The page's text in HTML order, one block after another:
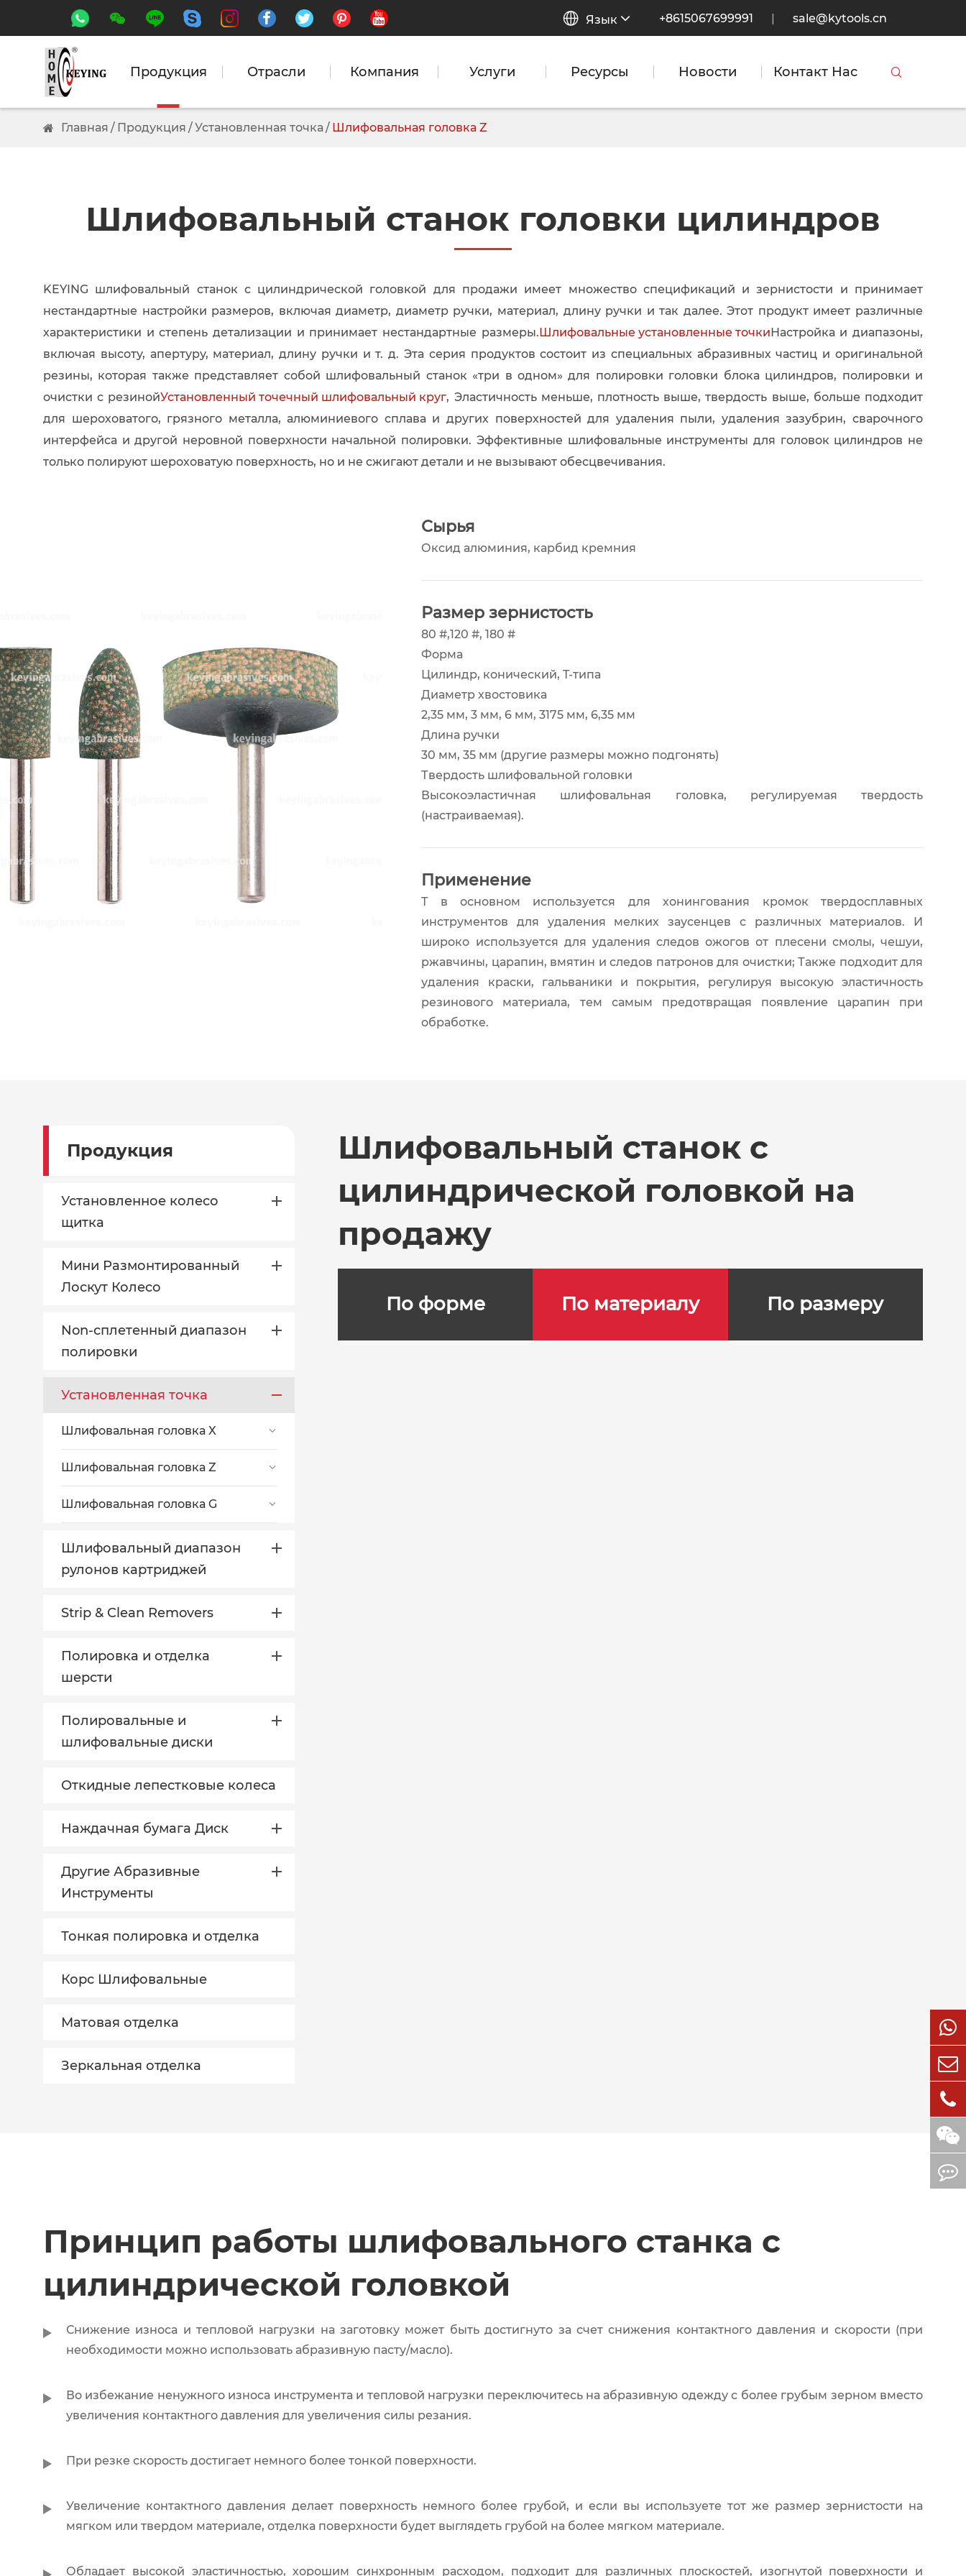
        Язык +8615067699991 | sale@kytools.cn
Продукция Отрасли Компания Услуги Ресурсы Новости Контакт Нас 
Главная Продукция Установленная точка Шлифовальная головка Z
Шлифовальный станок головки цилиндров
KEYING шлифовальный станок с цилиндрической головкой для продажи имеет множество спецификаций и зернистости и принимает
нестандартные настройки размеров, включая диаметр, диаметр ручки, материал, длину ручки и так далее. Этот продукт имеет различные
характеристики и степень детализации и принимает нестандартные размеры.Шлифовальные установленные точкиНастройка и диапазоны,
включая высоту, апертуру, материал, длину ручки и т. д. Эта серия продуктов состоит из специальных абразивных частиц и оригинальной
резины, которая также представляет собой шлифовальный станок «три в одном» для полировки головки блока цилиндров, полировки и
очистки с резинойУстановленный точечный шлифовальный круг, Эластичность меньше, плотность выше, твердость выше, больше подходит
для шероховатого, грязного металла, алюминиевого сплава и других поверхностей для удаления пыли, удаления зазубрин, сварочного
интерфейса и другой неровной поверхности начальной полировки. Эффективные шлифовальные инструменты для головок цилиндров не
только полируют шероховатую поверхность, но и не сжигают детали и не вызывают обесцвечивания.
Сырья
Оксид алюминия, карбид кремния
Размер зернистость
80 #,120 #, 180 #
Форма
Цилиндр, конический, T-типа
Диаметр хвостовика
2,35 мм, 3 мм, 6 мм, 3175 мм, 6,35 мм
Длина ручки
30 мм, 35 мм (другие размеры можно подгонять)
Твердость шлифовальной головки
Высокоэластичная шлифовальная головка, регулируемая твердость
(настраиваемая).
Применение
T в основном используется для хонингования кромок твердосплавных
инструментов для удаления мелких заусенцев с различных материалов. И
широко используется для удаления следов ожогов от плесени смолы, чешуи,
ржавчины, царапин, вмятин и следов патронов для очистки; Также подходит для
удаления краски, гальваники и покрытия, регулируя высокую эластичность
резинового материала, тем самым предотвращая появление царапин при
обработке.
Шлифовальный станок с
цилиндрической головкой на
продажу
По форме По материалу По размеру
Продукция
Установленное колесо
щитка
Мини Размонтированный
Лоскут Колесо
Non-сплетенный диапазон
полировки
Установленная точка
Шлифовальная головка X 
Шлифовальная головка Z 
Шлифовальная головка G 
Шлифовальный диапазон
рулонов картриджей
Strip & Clean Removers
Полировка и отделка
шерсти
Полировальные и
шлифовальные диски
Откидные лепестковые колеса
Наждачная бумага Диск
Другие Абразивные
Инструменты
Тонкая полировка и отделка
Корс Шлифовальные
Матовая отделка
Зеркальная отделка
Принцип работы шлифовального станка с
цилиндрической головкой
Снижение износа и тепловой нагрузки на заготовку может быть достигнуто за счет снижения контактного давления и скорости (при
необходимости можно использовать абразивную пасту/масло).
Во избежание ненужного износа инструмента и тепловой нагрузки переключитесь на абразивную одежду с более грубым зерном вместо
увеличения контактного давления для увеличения силы резания.
При резке скорость достигает немного более тонкой поверхности.
Увеличение контактного давления делает поверхность немного более грубой, и если вы используете тот же размер зернистости на
мягком или твердом материале, отделка поверхности будет выглядеть грубой на более мягком материале.
Обладает высокой эластичностью, хорошим синхронным расходом, подходит для различных плоскостей, изогнутой поверхности и